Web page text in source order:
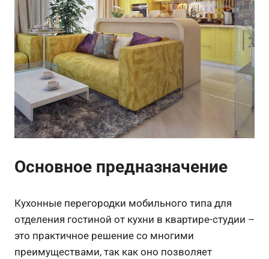
Основное предназначение
Кухонные перегородки мобильного типа для
отделения гостиной от кухни в квартире-студии –
это практичное решение со многими
преимуществами, так как оно позволяет